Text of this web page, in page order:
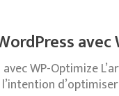
WP-Optimize
d’optimiser